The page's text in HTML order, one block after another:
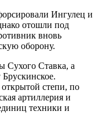
Ингулец и
отошли под
вновь
оборону.
Сухого Ставка, а
открытой степи, по
артиллерия и
техники и